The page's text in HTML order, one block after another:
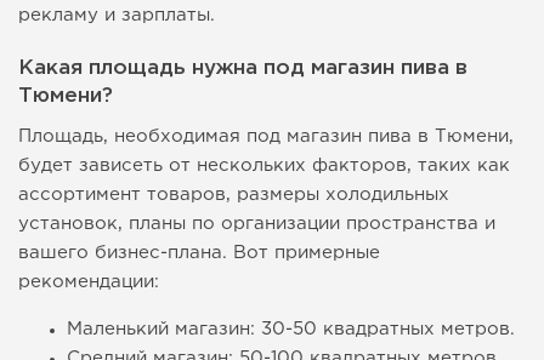
рекламу и зарплаты.
Какая площадь нужна под магазин пива в
Тюмени?
Площадь, необходимая под магазин пива в Тюмени,
будет зависеть от нескольких факторов, таких как
ассортимент товаров, размеры холодильных
установок, планы по организации пространства и
вашего бизнес-плана. Вот примерные
рекомендации:
Маленький магазин: 30-50 квадратных метров.